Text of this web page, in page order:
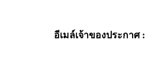
อีเมล์เจ้าของประกาศ: